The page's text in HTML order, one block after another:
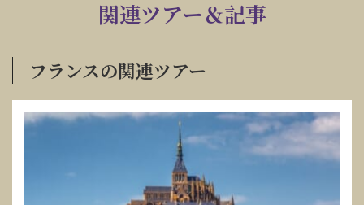
関連ツアー＆記事
フランスの関連ツアー